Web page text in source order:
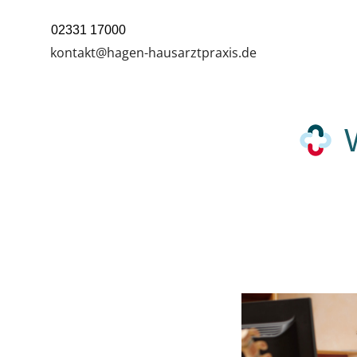
02331 17000
kontakt@hagen-hausarztpraxis.de